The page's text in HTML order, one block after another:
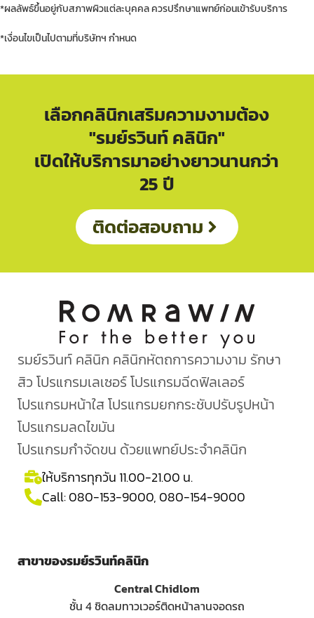
*ผลลัพธ์ขึ้นอยู่กับสภาพผิวแต่ละบุคคล ควรปรึกษาแพทย์ก่อนเข้ารับบริการ
*เงื่อนไขเป็นไปตามที่บริษัทฯ กำหนด
เลือกคลินิกเสริมความงามต้อง
"รมย์รวินท์ คลินิก"
เปิดให้บริการมาอย่างยาวนานกว่า
25 ปี
ติดต่อสอบถาม
รมย์รวินท์ คลินิก คลินิกหัตถการความงาม รักษา
สิว โปรแกรมเลเซอร์ โปรแกรมฉีดฟิลเลอร์
โปรแกรมหน้าใส โปรแกรมยกกระชับปรับรูปหน้า
โปรแกรมลดไขมัน
โปรแกรมกำจัดขน ด้วยแพทย์ประจำคลินิก
ให้บริการทุกวัน 11.00-21.00 น.
Call:080-153-9000, 080-154-9000
สาขาของรมย์รวินท์คลินิก
Central Chidlom
ชั้น 4 ชิดลมทาวเวอร์ติดหน้าลานจอดรถ